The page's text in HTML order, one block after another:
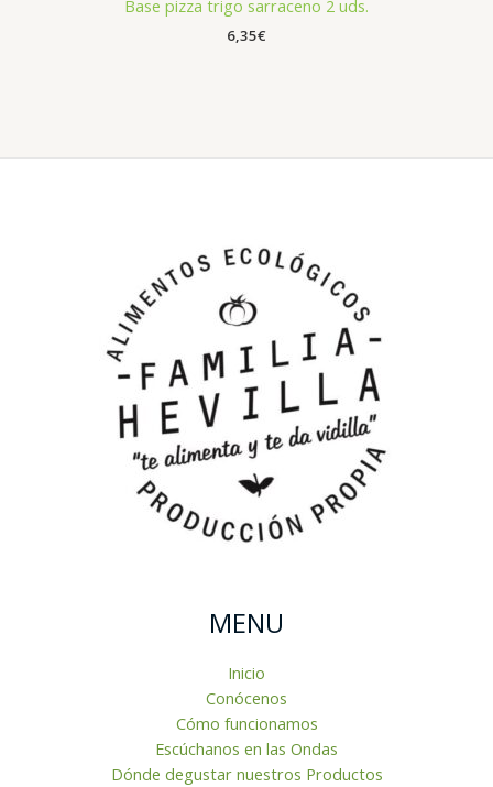
Base pizza trigo sarraceno 2 uds.
6,35€
MENU
Inicio
Conócenos
Cómo funcionamos
Escúchanos en las Ondas
Dónde degustar nuestros Productos